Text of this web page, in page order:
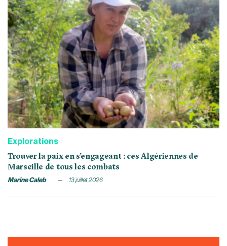
Explorations
Trouver la paix en s’engageant : ces Algériennes de
Marseille de tous les combats
Marine Caleb 13 juillet 2026